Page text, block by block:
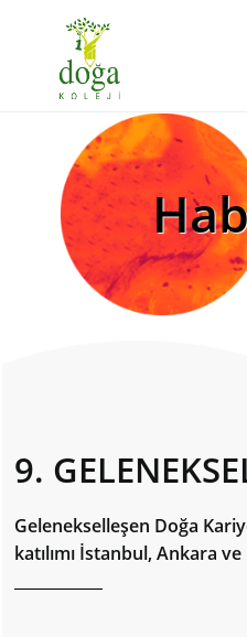
9.
Gelenekselleşen Doğa
katılımı İstanbul, Ankara